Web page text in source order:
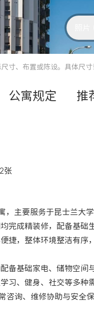
寸、布置或陈设。具体尺
公寓规定 推
张
主要服务于昆士兰大
完成精装修，配备基础
捷，整体环境整洁有序
备基础家电、储物空
习、健身、社交等多种
询、维修协助与安全